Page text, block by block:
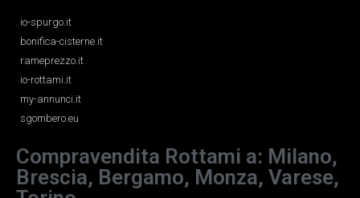
io-spurgo.it
bonifica-cisterne.it
rameprezzo.it
io-rottami.it
my-annunci.it
sgombero.eu
Compravendita Rottami a: Milano,
Brescia, Bergamo, Monza, Varese,